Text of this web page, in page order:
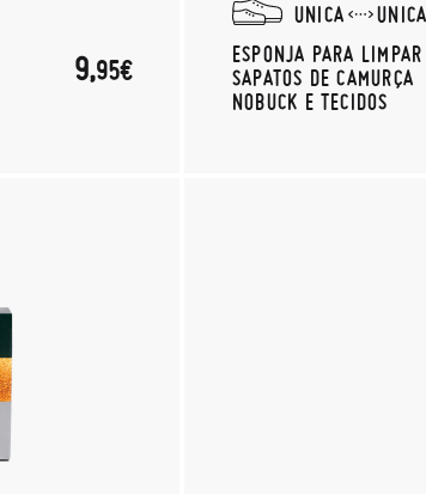
9,95€
UNICA
UNICA
ESPONJA PARA LIMPAR
SAPATOS DE CAMURÇA
NOBUCK E TECIDOS